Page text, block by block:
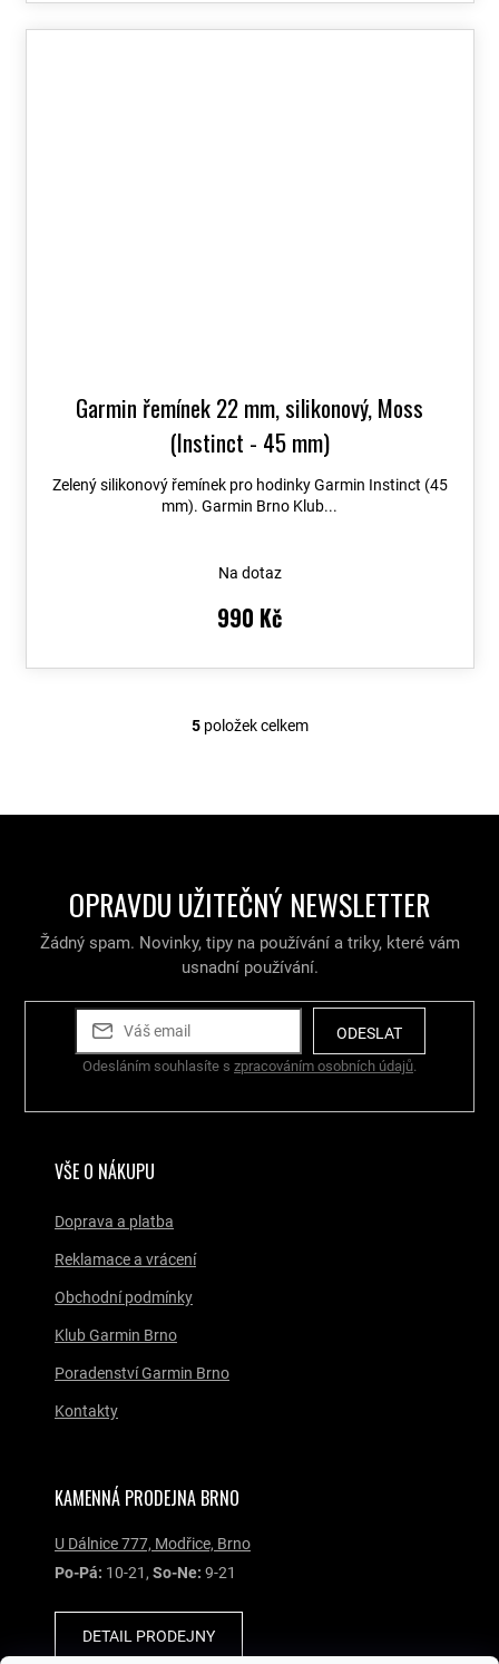
Garmin řemínek 22 mm, silikonový, Moss
(Instinct - 45 mm)
Zelený silikonový řemínek pro hodinky Garmin Instinct (45
mm). Garmin Brno Klub...
Na dotaz
990 Kč
O
d
í
p
r
v
k
v
p
i
u
5položek celkem
OPRAVDU UŽITEČNÝ NEWSLETTER
Žádný spam. Novinky, tipy na používání a triky, které vám
usnadní používání.
ODESLAT
Odesláním souhlasíte s zpracováním osobních údajů.
KAMENNÁ PRODEJNA BRNO
U Dálnice 777, Modřice, Brno
Po-Pá: 10-21, So-Ne: 9-21
DETAIL PRODEJNY
VŠE O NÁKUPU
Doprava a platba
Reklamace a vrácení
Obchodní podmínky
Klub Garmin Brno
Poradenství Garmin Brno
Kontakty